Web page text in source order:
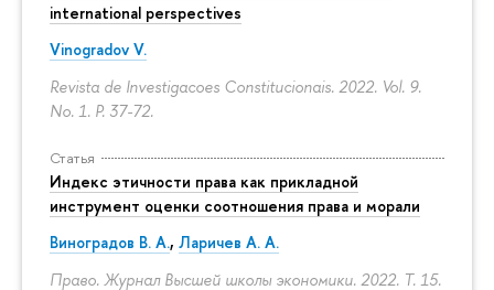
international perspectives
Vinogradov V.
Revista de Investigacoes Constitucionais. 2022. Vol. 9.
No. 1. P. 37-72.
Статья
Индекс этичности права как прикладной
инструмент оценки соотношения права и морали
Виноградов В. А., Ларичев А. А.
Право. Журнал Высшей школы экономики. 2022. Т. 15.